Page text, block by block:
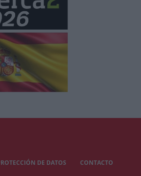
DE DATOS CONTACTO